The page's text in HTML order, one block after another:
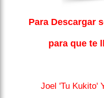
Para Descargar
para que te
Joel 'Tu Kukito'